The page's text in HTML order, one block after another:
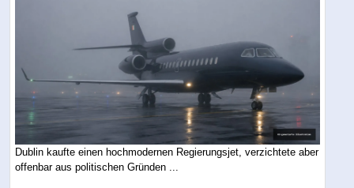
Dublin kaufte einen hochmodernen Regierungsjet, verzichtete aber
offenbar aus politischen Gründen ...